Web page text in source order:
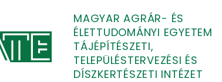
MAGYAR AGRÁR- ÉS
ÉLETTUDOMÁNYI EGYETEM
TÁJÉPÍTÉSZETI,
TELEPÜLÉSTERVEZÉSI ÉS
DÍSZKERTÉSZETI INTÉZET